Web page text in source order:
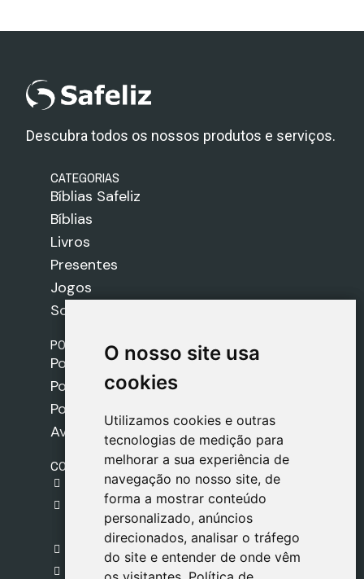
O nosso site usa
cookies
Utilizamos cookies e outras
tecnologias de medição para
melhorar a sua experiência de
navegação no nosso site, de
forma a mostrar conteúdo
personalizado, anúncios
direcionados, analisar o tráfego
do site e entender de onde vêm
O nosso site usa
cookies
Utilizamos cookies e outras
tecnologias de medição para
melhorar a sua experiência de
navegação no nosso site, de
forma a mostrar conteúdo
personalizado, anúncios
direcionados, analisar o tráfego
do site e entender de onde vêm
Descubra todos os nossos produtos e serviços.
CATEGORIAS
Bíblias Safeliz
Bíblias
Livros
Presentes
Jogos
Sobre nós
POLÍTICAS
Política de Envios
Política de Cookies
Política de Privacidade
Aviso Legal
CONTACTO
gestion@safeliz.com
C. del Pradillo, 6, 28770 Colmenar Viejo,
Madrid
+34 918 459 877
Segunda a Sexta